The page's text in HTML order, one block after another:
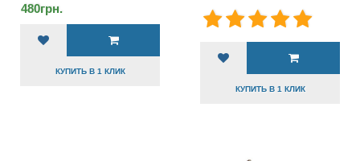
480грн.
КУПИТЬ В 1 КЛИК
КУПИТЬ В 1 КЛИК